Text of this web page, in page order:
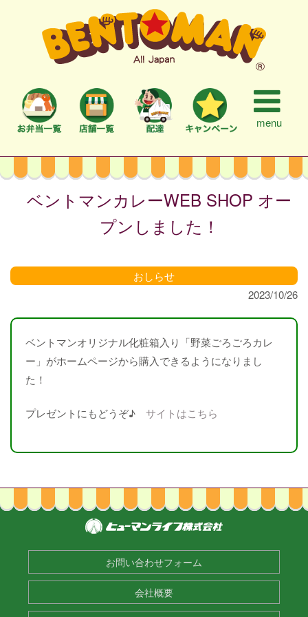
menu
ベントマンカレーWEB SHOP オー
プンしました！
おしらせ
2023/10/26
ベントマンオリジナル化粧箱入り「野菜ごろごろカレ
ー」がホームページから購入できるようになりまし
た！
プレゼントにもどうぞ♪ サイトはこちら
お問い合わせフォーム
会社概要